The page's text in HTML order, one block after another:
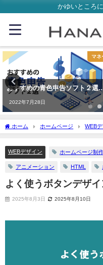
かゆいところ
マネ
おすすめの青色申告ソフト２選【
2022年7月28日
ホーム ホームページ WEB
WEBデザイン ホームページ制
アニメーション HTML
よく使うボタンデザイ
2025年8月3日 2025年8月10日